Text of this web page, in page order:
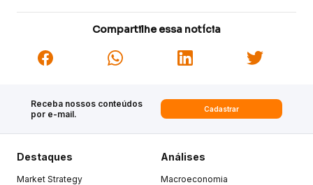
Compartilhe essa notícia
Receba nossos conteúdos
por e-mail.
Cadastrar
Destaques
Market Strategy
Análises
Macroeconomia